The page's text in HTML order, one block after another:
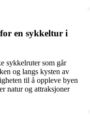
en sykkeltur i
sykkelruter som går
og langs kysten av
til å oppleve byen
natur og attraksjoner